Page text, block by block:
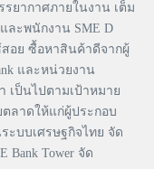
รยากาศภายในงาน เต็ม
ละพนักงาน SME D
อย ซื้อหาสินค้าดีจากผู้
และหน่วยงาน
เป็นไปตามเป้าหมาย
ลาดให้แก่ผู้ประกอบ
ะบบเศรษฐกิจไทย จัด
Tower จัด